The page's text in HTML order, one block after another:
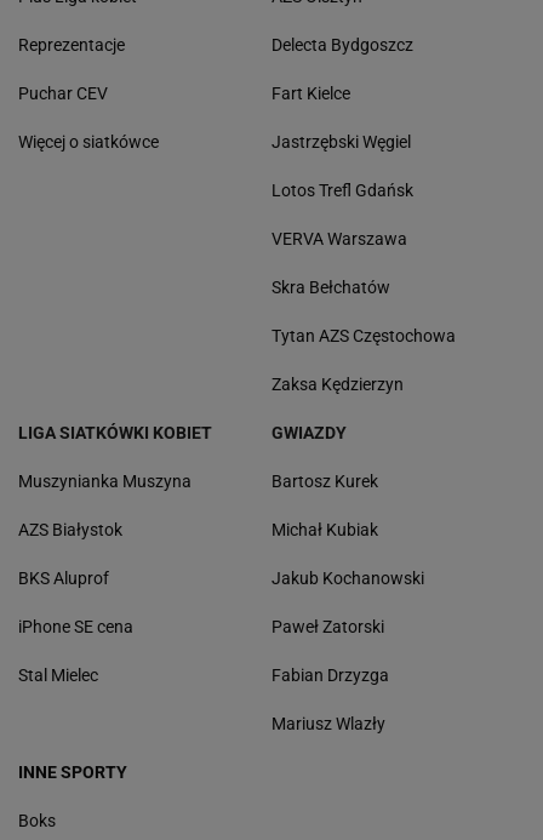
Reprezentacje
Puchar CEV
Więcej o siatkówce
Delecta Bydgoszcz
Fart Kielce
Jastrzębski Węgiel
Lotos Trefl Gdańsk
VERVA Warszawa
Skra Bełchatów
Tytan AZS Częstochowa
Zaksa Kędzierzyn
LIGA SIATKÓWKI KOBIET
Muszynianka Muszyna
AZS Białystok
BKS Aluprof
iPhone SE cena
Stal Mielec
GWIAZDY
Bartosz Kurek
Michał Kubiak
Jakub Kochanowski
Paweł Zatorski
Fabian Drzyzga
Mariusz Wlazły
INNE SPORTY
Boks